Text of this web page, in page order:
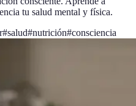
tu salud mental y física.
#salud#nutrición#consciencia